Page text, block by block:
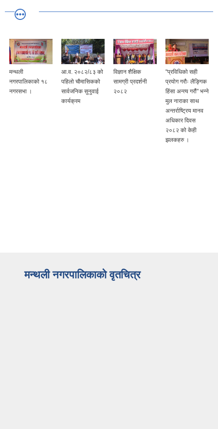
मन्थली
नगरपालिकाको १८
नगरसभा ।
आ.व. २०८२/८३ को
पहिलो चौमासिकको
सार्वजनिक सुनुवाई
कार्यक्रम
विज्ञान शैक्षिक
सामग्री प्रदर्शनी
२०८२
"प्रविधिको सही
प्रयोग गरौः लैङ्गिक
हिंसा अन्त्य गरौं" भन्ने
मुल नाराका साथ
अन्तर्राष्ट्रिय मानव
अधिकार दिवस
२०८२ को केही
झलकहरु ।
मन्थली नगरपालिकाको वृतचित्र